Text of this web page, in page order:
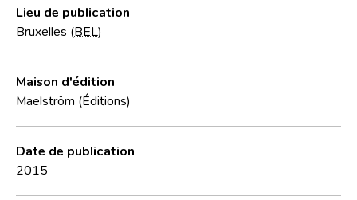
Lieu de publication
Bruxelles (BEL )
Maison d'édition
Maelström (Éditions)
Date de publication
2015